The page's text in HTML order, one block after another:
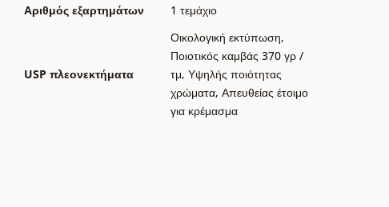
Αριθμός εξαρτημάτων
1 τεμάχιο
USP πλεονεκτήματα
Οικολογική εκτύπωση,
Ποιοτικός καμβάς 370 γρ /
τμ, Υψηλής ποιότητας
χρώματα, Απευθείας έτοιμο
για κρέμασμα